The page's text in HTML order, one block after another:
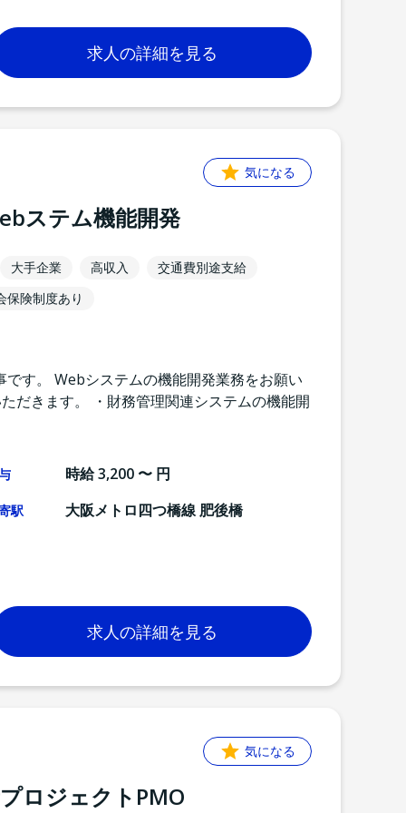
求人の詳細を見る
気になる
ステム機能開発
大手企業 高収入
交通費別途支給
保険制度あり
す。 Webシステムの機能開発業務をお願い
だきます。 ・財務管理関連システムの機能開
時給 3,200 〜 円
駅 大阪メトロ四つ橋線 肥後橋
求人の詳細を見る
気になる
ロジェクトPMO